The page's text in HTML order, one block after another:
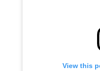
View this